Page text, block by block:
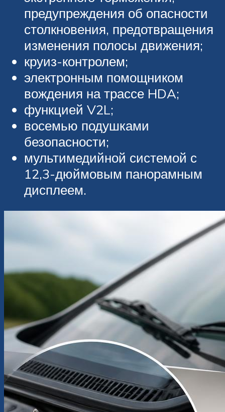
предупреждения об опасности
столкновения, предотвращения
изменения полосы движения;
круиз-контролем;
электронным помощником
вождения на трассе HDA;
функцией V2L;
восемью подушками
безопасности;
мультимедийной системой с
12,3-дюймовым панорамным
дисплеем.